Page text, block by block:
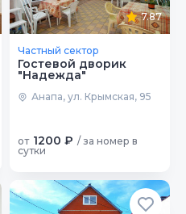
7.87
Частный сектор
Гостевой дворик
"Надежда"
Анапа, ул. Крымская, 95
от 1200 ₽ / за номер в
сутки